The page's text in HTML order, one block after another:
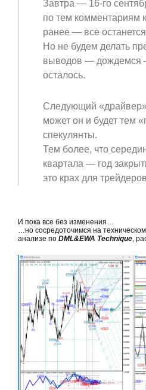
Завтра — 16-го
по тем комментариям
ранее — все
Но не будем делать
выводов — дождемся
осталось.
Следующий
может он и будет тем
спекулянты.
Тем более, что
квартала — год
это крах для
И пока все без изменения…
…но сосредоточимся на
анализе по DML&EWA Technique ,